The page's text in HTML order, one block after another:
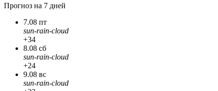
Прогноз на 7 дней
7.08 пт
sun-rain-cloud
+34
8.08 сб
sun-rain-cloud
+24
9.08 вс
sun-rain-cloud